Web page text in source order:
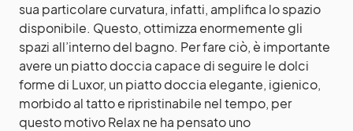
sua particolare curvatura, infatti, amplifica lo spazio
disponibile. Questo, ottimizza enormemente gli
spazi all’interno del bagno. Per fare ciò, è importante
avere un piatto doccia capace di seguire le dolci
forme di Luxor, un piatto doccia elegante, igienico,
morbido al tatto e ripristinabile nel tempo, per
questo motivo Relax ne ha pensato uno